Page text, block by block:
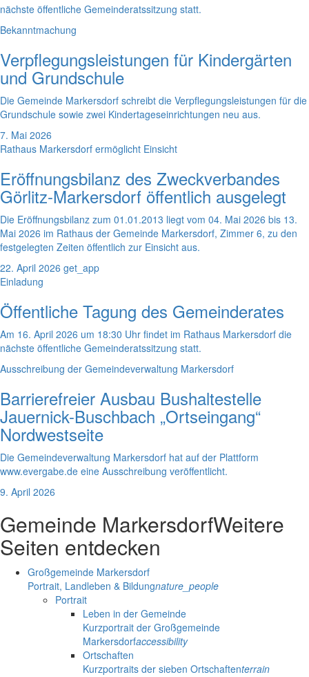
nächste öffentliche Gemeinderatssitzung statt.
Bekanntmachung
Verpflegungsleistungen für Kindergärten
und Grundschule
Die Gemeinde Markersdorf schreibt die Verpflegungsleistungen für die
Grundschule sowie zwei Kindertageseinrichtungen neu aus.
7. Mai 2026
Rathaus Markersdorf ermöglicht Einsicht
Eröffnungsbilanz des Zweckverbandes
Görlitz-Markersdorf öffentlich ausgelegt
Die Eröffnungsbilanz zum 01.01.2013 liegt vom 04. Mai 2026 bis 13.
Mai 2026 im Rathaus der Gemeinde Markersdorf, Zimmer 6, zu den
festgelegten Zeiten öffentlich zur Einsicht aus.
22. April 2026 get_app
Einladung
Öffentliche Tagung des Gemeinderates
Am 16. April 2026 um 18:30 Uhr findet im Rathaus Markersdorf die
nächste öffentliche Gemeinderatssitzung statt.
Ausschreibung der Gemeindeverwaltung Markersdorf
Barrierefreier Ausbau Bushaltestelle
Jauernick-Buschbach „Ortseingang“
Nordwestseite
Die Gemeindeverwaltung Markersdorf hat auf der Plattform
www.evergabe.de eine Ausschreibung veröffentlicht.
9. April 2026
Gemeinde MarkersdorfWeitere
Seiten entdecken
Großgemeinde Markersdorf
Portrait, Landleben & Bildungnature_people
Portrait
Leben in der Gemeinde
Kurzportrait der Großgemeinde
Markersdorfaccessibility
Ortschaften
Kurzportraits der sieben Ortschaftenterrain